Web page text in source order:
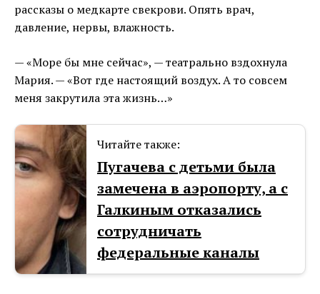
рассказы о медкарте свекрови. Опять врач,
давление, нервы, влажность.
— «Море бы мне сейчас», — театрально вздохнула
Мария. — «Вот где настоящий воздух. А то совсем
меня закрутила эта жизнь…»
Читайте также:
Пугачева с детьми была
замечена в аэропорту, а с
Галкиным отказались
сотрудничать
федеральные каналы